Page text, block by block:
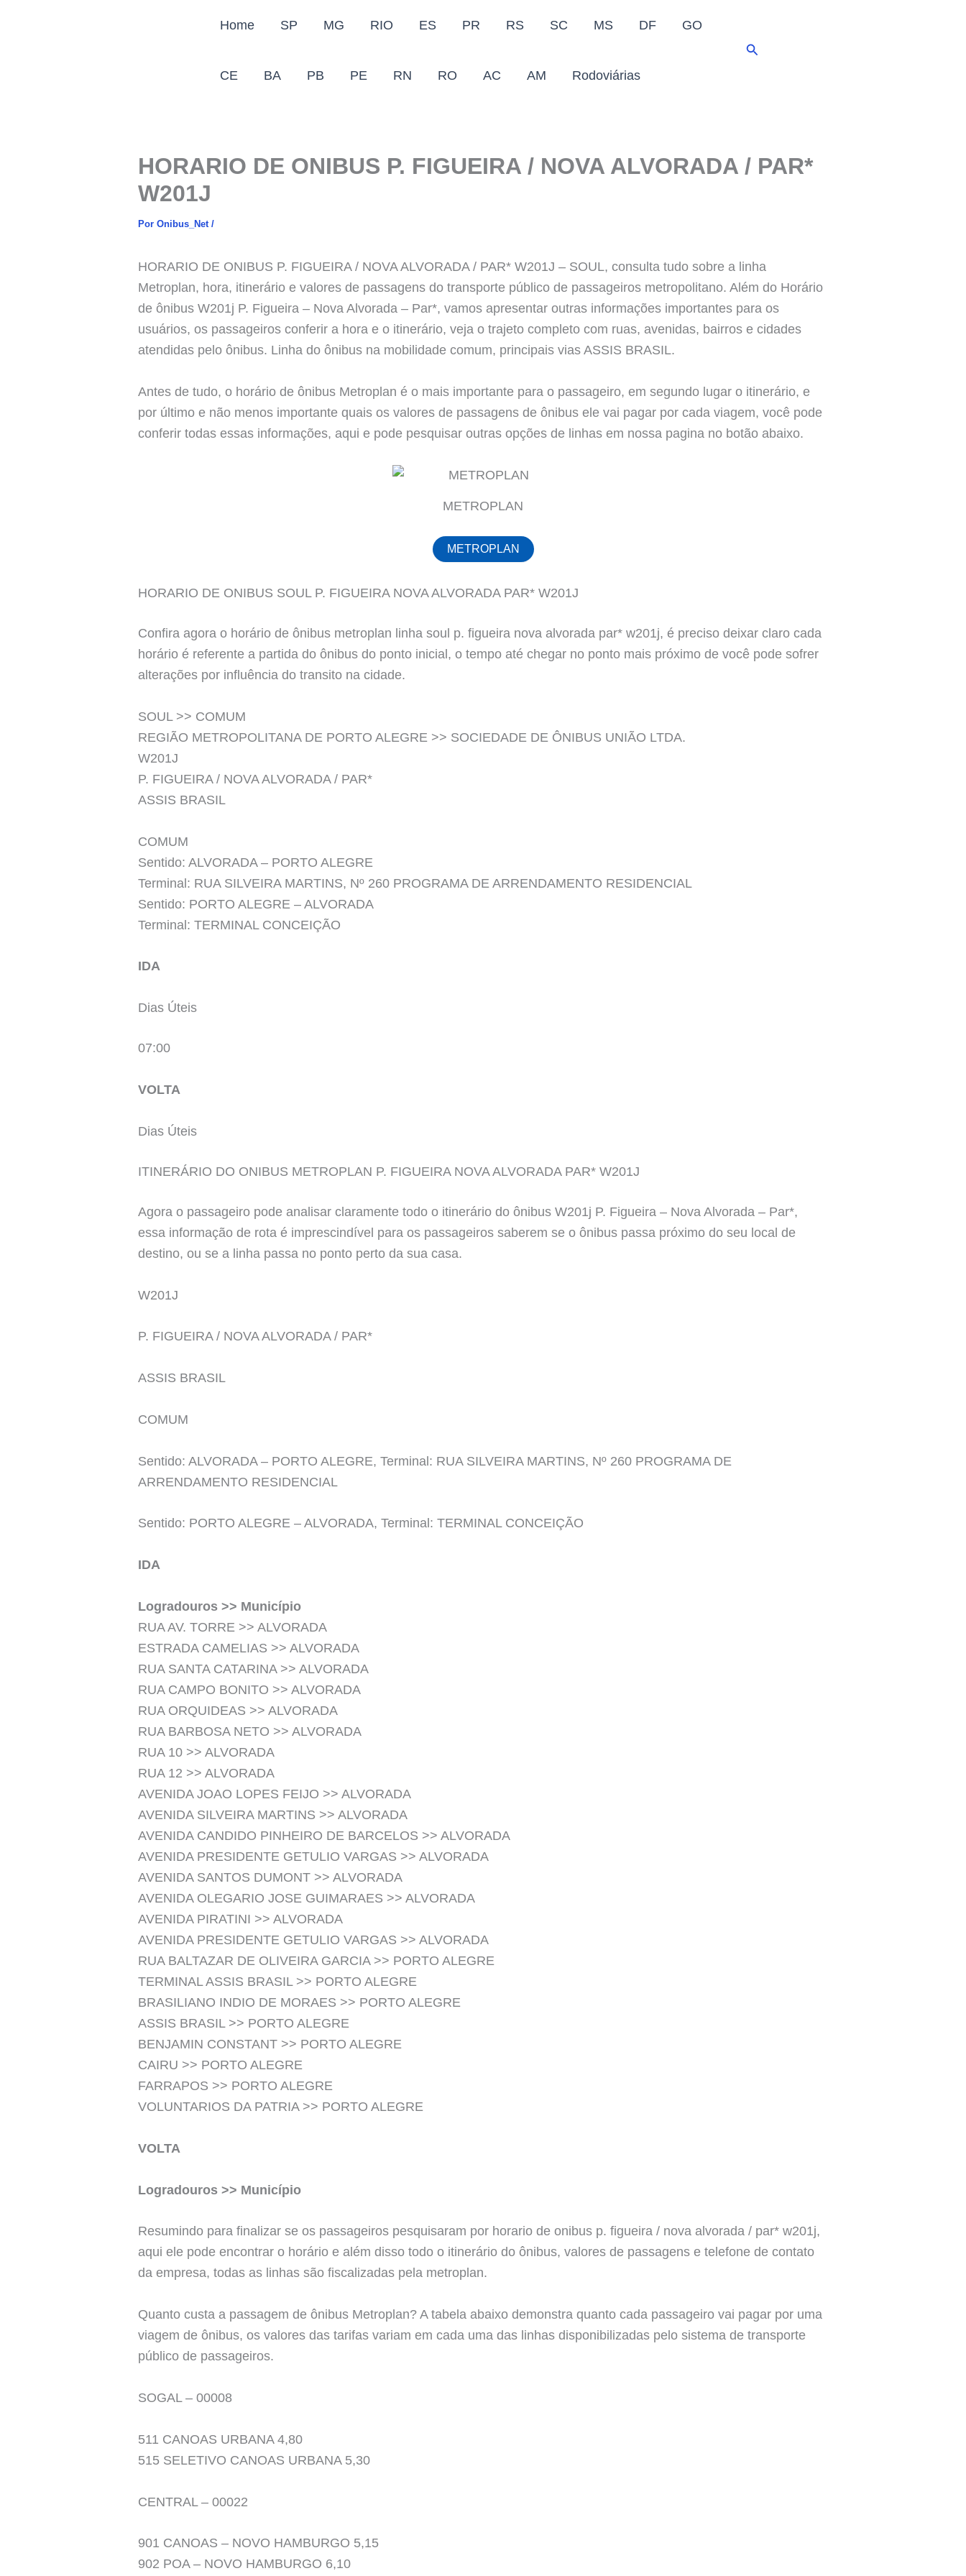
Home SP MG RIO ES PR RS SC MS DF GO
CE BA PB PE RN RO AC AM Rodoviárias
Pesquisar
HORARIO DE ONIBUS P. FIGUEIRA / NOVA ALVORADA / PAR*
W201J
Por Onibus_Net /
HORARIO DE ONIBUS P. FIGUEIRA / NOVA ALVORADA / PAR* W201J – SOUL, consulta tudo sobre a linha
Metroplan, hora, itinerário e valores de passagens do transporte público de passageiros metropolitano. Além do Horário
de ônibus W201j P. Figueira – Nova Alvorada – Par*, vamos apresentar outras informações importantes para os
usuários, os passageiros conferir a hora e o itinerário, veja o trajeto completo com ruas, avenidas, bairros e cidades
atendidas pelo ônibus. Linha do ônibus na mobilidade comum, principais vias ASSIS BRASIL.
Antes de tudo, o horário de ônibus Metroplan é o mais importante para o passageiro, em segundo lugar o itinerário, e
por último e não menos importante quais os valores de passagens de ônibus ele vai pagar por cada viagem, você pode
conferir todas essas informações, aqui e pode pesquisar outras opções de linhas em nossa pagina no botão abaixo.
METROPLAN
METROPLAN
HORARIO DE ONIBUS SOUL P. FIGUEIRA NOVA ALVORADA PAR* W201J
Confira agora o horário de ônibus metroplan linha soul p. figueira nova alvorada par* w201j, é preciso deixar claro cada
horário é referente a partida do ônibus do ponto inicial, o tempo até chegar no ponto mais próximo de você pode sofrer
alterações por influência do transito na cidade.
SOUL >> COMUM
REGIÃO METROPOLITANA DE PORTO ALEGRE >> SOCIEDADE DE ÔNIBUS UNIÃO LTDA.
W201J
P. FIGUEIRA / NOVA ALVORADA / PAR*
ASSIS BRASIL
COMUM
Sentido: ALVORADA – PORTO ALEGRE
Terminal: RUA SILVEIRA MARTINS, Nº 260 PROGRAMA DE ARRENDAMENTO RESIDENCIAL
Sentido: PORTO ALEGRE – ALVORADA
Terminal: TERMINAL CONCEIÇÃO
IDA
Dias Úteis
07:00
VOLTA
Dias Úteis
ITINERÁRIO DO ONIBUS METROPLAN P. FIGUEIRA NOVA ALVORADA PAR* W201J
Agora o passageiro pode analisar claramente todo o itinerário do ônibus W201j P. Figueira – Nova Alvorada – Par*,
essa informação de rota é imprescindível para os passageiros saberem se o ônibus passa próximo do seu local de
destino, ou se a linha passa no ponto perto da sua casa.
W201J
P. FIGUEIRA / NOVA ALVORADA / PAR*
ASSIS BRASIL
COMUM
Sentido: ALVORADA – PORTO ALEGRE, Terminal: RUA SILVEIRA MARTINS, Nº 260 PROGRAMA DE
ARRENDAMENTO RESIDENCIAL
Sentido: PORTO ALEGRE – ALVORADA, Terminal: TERMINAL CONCEIÇÃO
IDA
Logradouros >> Município
RUA AV. TORRE >> ALVORADA
ESTRADA CAMELIAS >> ALVORADA
RUA SANTA CATARINA >> ALVORADA
RUA CAMPO BONITO >> ALVORADA
RUA ORQUIDEAS >> ALVORADA
RUA BARBOSA NETO >> ALVORADA
RUA 10 >> ALVORADA
RUA 12 >> ALVORADA
AVENIDA JOAO LOPES FEIJO >> ALVORADA
AVENIDA SILVEIRA MARTINS >> ALVORADA
AVENIDA CANDIDO PINHEIRO DE BARCELOS >> ALVORADA
AVENIDA PRESIDENTE GETULIO VARGAS >> ALVORADA
AVENIDA SANTOS DUMONT >> ALVORADA
AVENIDA OLEGARIO JOSE GUIMARAES >> ALVORADA
AVENIDA PIRATINI >> ALVORADA
AVENIDA PRESIDENTE GETULIO VARGAS >> ALVORADA
RUA BALTAZAR DE OLIVEIRA GARCIA >> PORTO ALEGRE
TERMINAL ASSIS BRASIL >> PORTO ALEGRE
BRASILIANO INDIO DE MORAES >> PORTO ALEGRE
ASSIS BRASIL >> PORTO ALEGRE
BENJAMIN CONSTANT >> PORTO ALEGRE
CAIRU >> PORTO ALEGRE
FARRAPOS >> PORTO ALEGRE
VOLUNTARIOS DA PATRIA >> PORTO ALEGRE
VOLTA
Logradouros >> Município
Resumindo para finalizar se os passageiros pesquisaram por horario de onibus p. figueira / nova alvorada / par* w201j,
aqui ele pode encontrar o horário e além disso todo o itinerário do ônibus, valores de passagens e telefone de contato
da empresa, todas as linhas são fiscalizadas pela metroplan.
Quanto custa a passagem de ônibus Metroplan? A tabela abaixo demonstra quanto cada passageiro vai pagar por uma
viagem de ônibus, os valores das tarifas variam em cada uma das linhas disponibilizadas pelo sistema de transporte
público de passageiros.
SOGAL – 00008
511 CANOAS URBANA 4,80
515 SELETIVO CANOAS URBANA 5,30
CENTRAL – 00022
901 CANOAS – NOVO HAMBURGO 5,15
902 POA – NOVO HAMBURGO 6,10